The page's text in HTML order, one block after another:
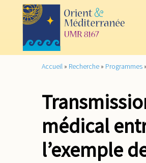
Accueil » Recherche » Programmes »
médical
l’exemple